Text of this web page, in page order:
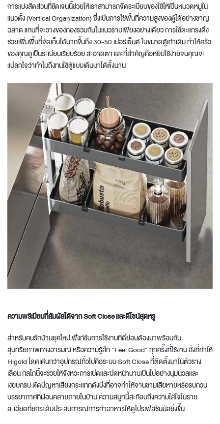
การแบ่งสัดส่วนที่ชัดเจนนี้ช่วยให้เราสามารถจัดระเบียบของใช้ให้เป็นหมวดหมู่ใน
แนวตั้ง (Vertical Organization) ซึ่งเป็นการใช้พื้นที่ความสูงของตู้ได้อย่างชาญ
ฉลาด แทนที่จะวางของกองรวมกันในแนวราบเพียงอย่างเดียว การใช้ตะแกรงดึง
ช่วยเพิ่มพื้นที่จัดเก็บได้มากขึ้นถึง 30-50 เปอร์เซ็นต์ ในขนาดตู้เท่าเดิม ทำให้ครัว
ของคุณดูเป็นระเบียบเรียบร้อย สะอาดตา และที่สำคัญคือหยิบใช้ง่ายจนคุณจะ
แปลกใจว่าทำไมถึงทนใช้ตู้แบบเดิมมาได้ตั้งนาน
ความพรีเมียมที่สัมผัสได้จาก Soft Close และดีไซน์สุดหรู
สำหรับคนรักบ้านยุคใหม่ ฟังก์ชันการใช้งานที่ดีย่อมต้องมาพร้อมกับ
สุนทรียภาพทางอารมณ์ หรือความรู้สึก "Feel Good" ทุกครั้งที่ใช้งาน สิ่งที่ทำให้
Higoldโดดเด่นกว่าอุปกรณ์ทั่วไปคือระบบ Soft Close ที่ติดตั้งมาในตัวราง
เลื่อน กลไกนี้จะช่วยให้จังหวะการเปิดและปิดหน้าบานเป็นไปอย่างนุ่มนวลและ
เงียบกริบ ตัดปัญหาเสียงกระแทกดังปังที่อาจทำให้จานชามเสียหายหรือรบกวน
บรรยากาศที่ผ่อนคลายภายในบ้าน ความสมูทนี้สะท้อนถึงความใส่ใจในราย
ละเอียดที่ยกระดับประสบการณ์การทำอาหารให้ดูโปรเฟสชันนัลยิ่งขึ้น